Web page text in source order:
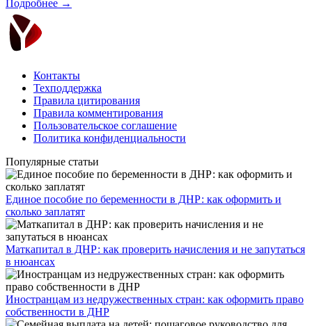
Подробнее →
Контакты
Техподдержка
Правила цитирования
Правила комментирования
Пользовательское соглашение
Политика конфиденциальности
Популярные статьи
Единое пособие по беременности в ДНР: как оформить и
сколько заплатят
​Маткапитал в ДНР: как проверить начисления и не запутаться
в нюансах
Иностранцам из недружественных стран: как оформить право
собственности в ДНР